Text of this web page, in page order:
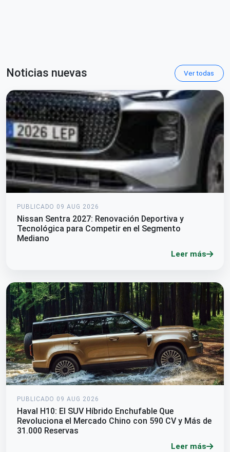
Noticias nuevas Ver todas
PUBLICADO 09 AUG 2026
Nissan Sentra 2027: Renovación Deportiva y
Tecnológica para Competir en el Segmento
Mediano
Leer más
PUBLICADO 09 AUG 2026
Haval H10: El SUV Híbrido Enchufable Que
Revoluciona el Mercado Chino con 590 CV y Más de
31.000 Reservas
Leer más